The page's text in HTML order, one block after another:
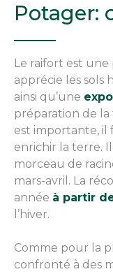
Potager:
Le raifort est
apprécie les sols
ainsi qu’une
préparation de
est importante,
enrichir la terre.
morceau de
mars-avril. La
année à partir
l’hiver.
Comme pour la
confronté à des